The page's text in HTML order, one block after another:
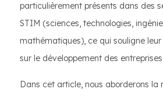
particulièrement présents dans des
STIM (sciences, technologies,
mathématiques), ce qui souligne
sur le développement des
Dans cet article, nous aborderons la